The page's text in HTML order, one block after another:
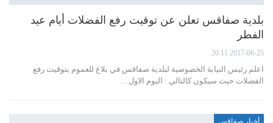
بلدية صفاقس تعلن عن توقيت رفع الفضلات أيام عيد
الفطر
2017-06-25 20:11
اعلم رئيس النيابة الخصوصية لبلدية صفاقس في بلاغ للعموم بتوقيت رفع
الفضلات حيث سيكون كالتالي : اليوم الاول…
أخبار صفاقس